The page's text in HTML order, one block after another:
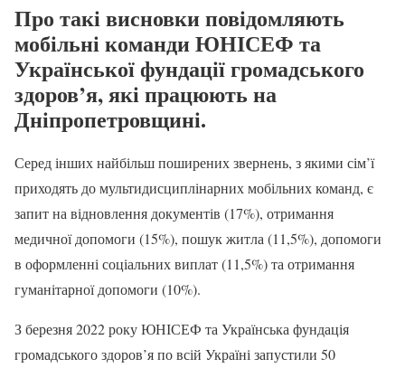
Про такі висновки повідомляють
мобільні команди ЮНІСЕФ та
Української фундації громадського
здоров’я, які працюють на
Дніпропетровщині.
Серед інших найбільш поширених звернень, з якими сім’ї
приходять до мультидисциплінарних мобільних команд, є
запит на відновлення документів (17%), отримання
медичної допомоги (15%), пошук житла (11,5%), допомоги
в оформленні соціальних виплат (11,5%) та отримання
гуманітарної допомоги (10%).
З березня 2022 року ЮНІСЕФ та Українська фундація
громадського здоров’я по всій Україні запустили 50